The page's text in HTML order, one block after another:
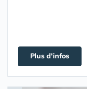
Plus d'infos